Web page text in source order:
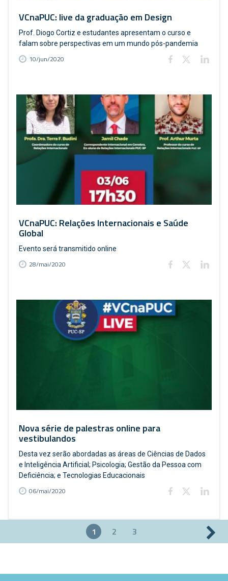
VCnaPUC: live da graduação em Design
Prof. Diogo Cortiz e estudantes apresentam o curso e
falam sobre perspectivas em um mundo pós-pandemia
10/jun/2020
VCnaPUC: Relações Internacionais e Saúde
Global
Evento será transmitido online
28/mai/2020
Nova série de palestras online para
vestibulandos
Desta vez serão abordadas as áreas de Ciências de Dados
e Inteligência Artificial; Psicologia; Gestão da Pessoa com
Deficiência; e Tecnologias Educacionais
06/mai/2020
Páginas 1 2 3